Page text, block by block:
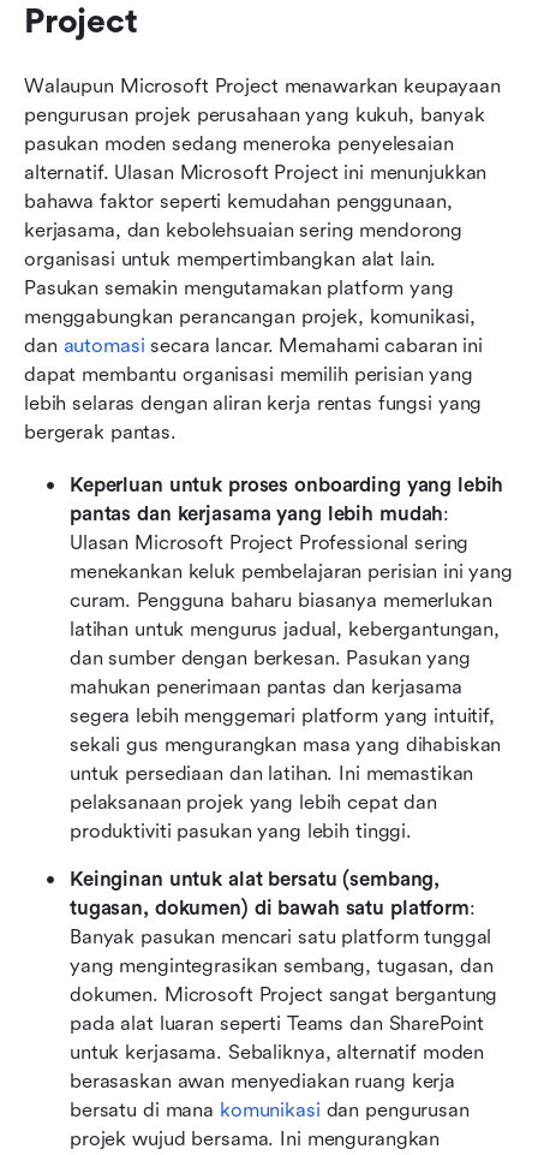
Project
Walaupun Microsoft Project menawarkan keupayaan
pengurusan projek perusahaan yang kukuh, banyak
pasukan moden sedang meneroka penyelesaian
alternatif. Ulasan Microsoft Project ini menunjukkan
bahawa faktor seperti kemudahan penggunaan,
kerjasama, dan kebolehsuaian sering mendorong
organisasi untuk mempertimbangkan alat lain.
Pasukan semakin mengutamakan platform yang
menggabungkan perancangan projek, komunikasi,
dan automasi secara lancar. Memahami cabaran ini
dapat membantu organisasi memilih perisian yang
lebih selaras dengan aliran kerja rentas fungsi yang
bergerak pantas.
Keperluan untuk proses onboarding yang lebih
pantas dan kerjasama yang lebih mudah:
Ulasan Microsoft Project Professional sering
menekankan keluk pembelajaran perisian ini yang
curam. Pengguna baharu biasanya memerlukan
latihan untuk mengurus jadual, kebergantungan,
dan sumber dengan berkesan. Pasukan yang
mahukan penerimaan pantas dan kerjasama
segera lebih menggemari platform yang intuitif,
sekali gus mengurangkan masa yang dihabiskan
untuk persediaan dan latihan. Ini memastikan
pelaksanaan projek yang lebih cepat dan
produktiviti pasukan yang lebih tinggi.
Keinginan untuk alat bersatu (sembang,
tugasan, dokumen) di bawah satu platform:
Banyak pasukan mencari satu platform tunggal
yang mengintegrasikan sembang, tugasan, dan
dokumen. Microsoft Project sangat bergantung
pada alat luaran seperti Teams dan SharePoint
untuk kerjasama. Sebaliknya, alternatif moden
berasaskan awan menyediakan ruang kerja
bersatu di mana komunikasi dan pengurusan
projek wujud bersama. Ini mengurangkan